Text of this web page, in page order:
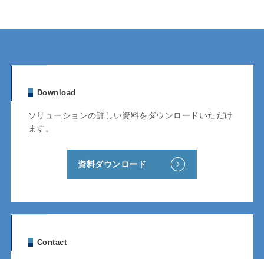
Download
ソリューションの詳しい資料をダウンロードいただけ
ます。
資料ダウンロード
Contact